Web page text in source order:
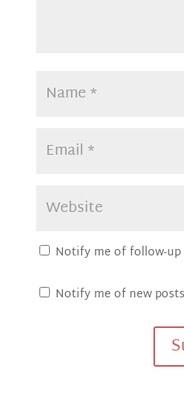
Notify me of follow-up
Notify me of new